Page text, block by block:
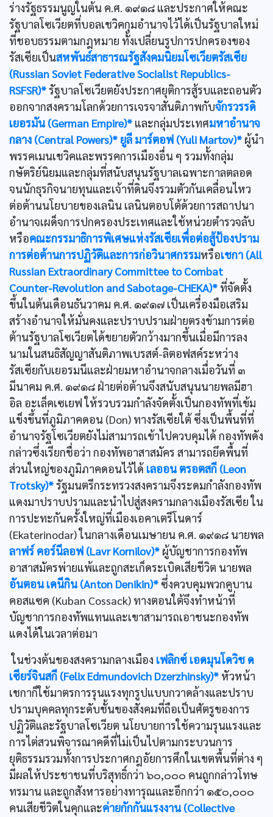
ร่างรัฐธรรมนูญในต้น ค.ศ. ๑๙๑๘ และประกาศให้คณะ
รัฐบาลโซเวียตที่บอลเชวิคกุมอำนาจไว้ได้เป็นรัฐบาลใหม่
ที่ชอบธรรมตามกฎหมาย ทั้งเปลี่ยนรูปการปกครองของ
รัสเซียเป็นสหพันธ์สาธารณรัฐสังคมนิยมโซเวียตรัสเซีย
(Russian Soviet Federative Socialist Republics-
RSFSR)*รัฐบาลโซเวียตยังประกาศยุติการสู้รบและถอนตัว
ออกจากสงครามโลกด้วยการเจรจาสันติภาพกับจักรวรรดิ
เยอรมัน (German Empire)* และกลุ่มประเทศมหาอำนาจ
กลาง (Central Powers)* ยูลี มาร์ตอฟ (Yuli Martov)* ผู้นำ
พรรคเมนเชวิคและพรรคการเมืองอื่น ๆ รวมทั้งกลุ่ม
กษัตริย์นิยมและกลุ่มที่สนับสนุนรัฐบาลเฉพาะกาลตลอด
จนนักธุรกิจนายทุนและเจ้าที่ดินจึงรวมตัวกันเคลื่อนไหว
ต่อต้านนโยบายของเลนิน เลนินตอบโต้ด้วยการสถาปนา
อำนาจเผด็จการปกครองประเทศและใช้หน่วยตำรวจลับ
หรือคณะกรรมาธิการพิเศษแห่งรัสเซียเพื่อต่อสู้ป้องปราม
การต่อต้านการปฏิวัติและการก่อวินาศกรรมหรือเชกา (All
Russian Extraordinary Committee to Combat
Counter-Revolution and Sabotage-CHEKA)* ที่จัดตั้ง
ขึ้นในต้นเดือนธันวาคม ค.ศ. ๑๙๑๗ เป็นเครื่องมือเสริม
สร้างอำนาจให้มั่นคงและปราบปรามฝ่ายตรงข้ามการต่อ
ต้านรัฐบาลโซเวียตได้ขยายตัวกว้างมากขึ้นเมื่อมีการลง
นามในสนธิสัญญาสันติภาพเบรสต์-ลิตอฟสค์ระหว่าง
รัสเซียกับเยอรมนีและฝ่ายมหาอำนาจกลางเมื่อวันที่ ๓
มีนาคม ค.ศ. ๑๙๑๘ ฝ่ายต่อต้านจึงสนับสนุนนายพลมีฮา
อิล อะเล็คเซเยฟ ให้รวบรวมกำลังจัดตั้งเป็นกองทัพที่เข้ม
แข็งขึ้นที่ภูมิภาคดอน (Don) ทางรัสเซียใต้ ซึ่งเป็นพื้นที่ที่
อำนาจรัฐโซเวียตยังไม่สามารถเข้าไปควบคุมได้ กองทัพดัง
กล่าวซึ่งเรียกชื่อว่า กองทัพอาสาสมัคร สามารถยึดพื้นที่
ส่วนใหญ่ของภูมิภาคดอนไว้ได้ เลออน ตรอตสกี (Leon
Trotsky)*รัฐมนตรีกระทรวงสงครามจึงระดมกำลังกองทัพ
แดงมาปราบปรามและนำไปสู่สงครามกลางเมืองรัสเซีย ใน
การปะทะกันครั้งใหญ่ที่เมืองเอคาเตรีโนดาร์
(Ekaterinodar) ในกลางเดือนเมษายน ค.ศ. ๑๙๑๘ นายพล
ลาฟร์ คอร์นีลอฟ (Lavr Kornilov)* ผู้บัญชาการกองทัพ
อาสาสมัครพ่ายแพ้และถูกสะเก็ดระเบิดเสียชีวิต นายพล
อันตอน เดนีกิน (Anton Denikin)* ซึ่งควบคุมพวกคูบาน
คอสแซค (Kuban Cossack) ทางตอนใต้จึงทำหน้าที่
บัญชาการกองทัพแทนและเขาสามารถเอาชนะกองทัพ
แดงได้ในเวลาต่อมา
ในช่วงต้นของสงครามกลางเมือง เฟลิกซ์ เอดมุนโดวิช ด
เซียร์จินสกี (Felix Edmundovich Dzerzhinsky)* หัวหน้า
เชกาก็ใช้มาตรการรุนแรงทุกรูปแบบกวาดล้างและปราบ
ปรามบุคคลทุกระดับชั้นของสังคมที่ถือเป็นศัตรูของการ
ปฏิวัติและรัฐบาลโซเวียต นโยบายการใช้ความรุนแรงและ
การไต่สวนพิจารณาคดีที่ไม่เป็นไปตามกระบวนการ
ยุติธรรมรวมทั้งการประกาศกฎอัยการศึกในเขตพื้นที่ต่าง ๆ
มีผลให้ประชาชนที่บริสุทธิ์กว่า ๖๐,๐๐๐ คนถูกกล่าวโทษ
ทรมาน และถูกสังหารอย่างทารุณและอีกกว่า ๑๕๐,๐๐๐
คนเสียชีวิตในคุกและค่ายกักกันแรงงาน (Collective